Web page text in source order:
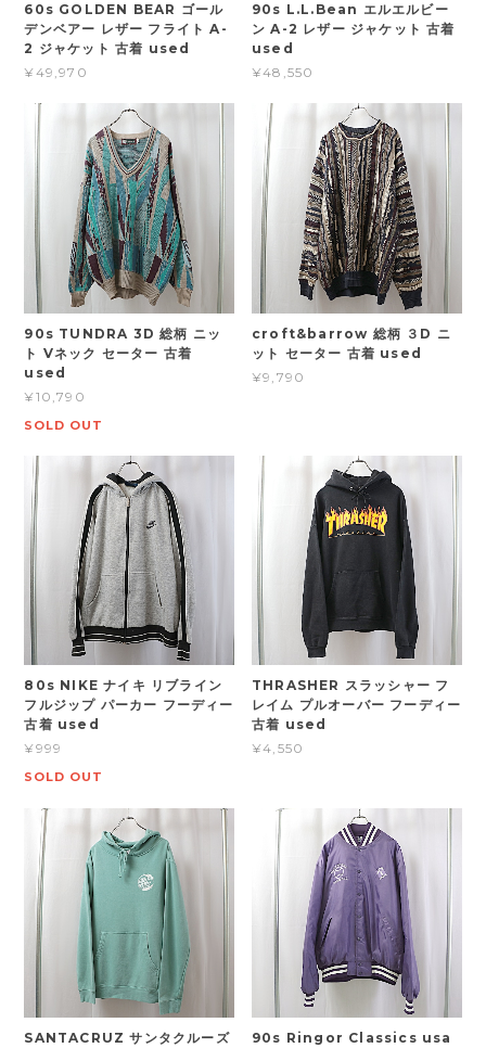
60s GOLDEN BEAR ゴール
デンベアー レザー フライト A-
2 ジャケット 古着 used
¥49,970
90s L.L.Bean エルエルビー
ン A-2 レザー ジャケット 古着
used
¥48,550
90s TUNDRA 3D 総柄 ニッ
ト Vネック セーター 古着
used
¥10,790
SOLD OUT
croft&barrow 総柄 ３D ニ
ット セーター 古着 used
¥9,790
80s NIKE ナイキ リブライン
フルジップ パーカー フーディー
古着 used
¥999
SOLD OUT
THRASHER スラッシャー フ
レイム プルオーバー フーディー
古着 used
¥4,550
SANTACRUZ サンタクルーズ
90s Ringor Classics usa